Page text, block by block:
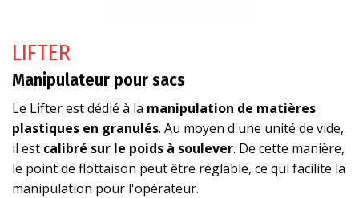
LIFTER
Manipulateur pour sacs
Le Lifter est dédié à la manipulation de matières
plastiques en granulés. Au moyen d'une unité de vide,
il est calibré sur le poids à soulever. De cette manière,
le point de flottaison peut être réglable, ce qui facilite la
manipulation pour l'opérateur.